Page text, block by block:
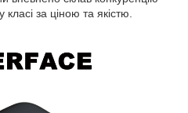
за ціною та якістю.